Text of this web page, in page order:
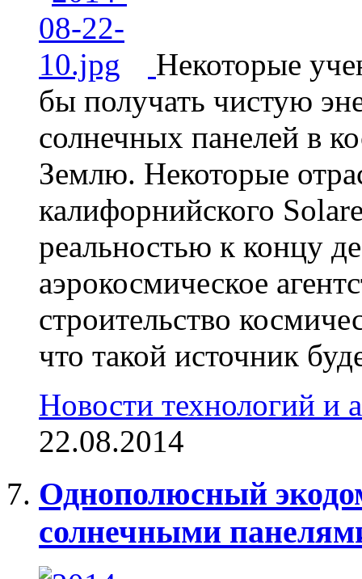
Некоторые
бы получать чистую
солнечных панелей в
Землю. Некоторые
калифорнийского
реальностью к концу
аэрокосмическое
строительство
что такой источник
Новости технологий и
22.08.2014
Однополюсный
солнечными